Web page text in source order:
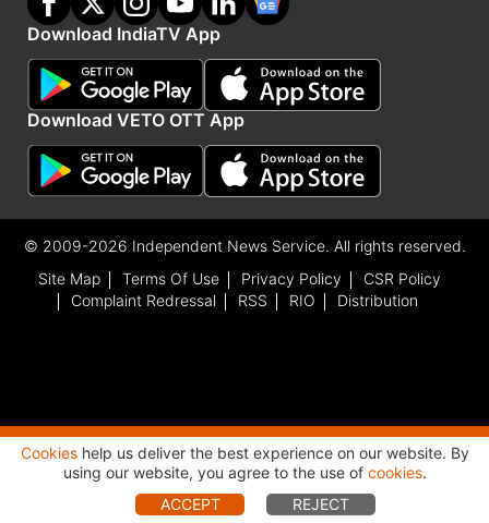
Download IndiaTV App
Download VETO OTT App
© 2009-2026 Independent News Service. All rights reserved.
Site Map
Terms Of Use Privacy Policy
CSR Policy
Complaint Redressal
RSS RIO Distribution
Advertisement
Cookieshelp us deliver the best experience on our website. By
using our website, you agree to the use of cookies.
ACCEPT
REJECT